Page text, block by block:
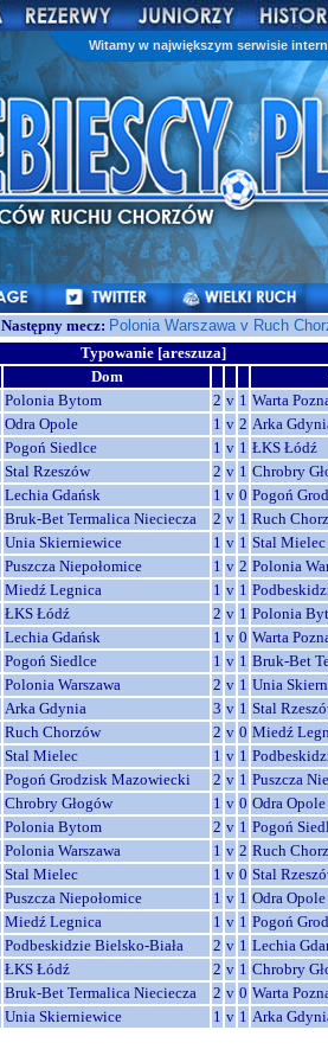
Witamy w największym serwisie
Następny mecz: Polonia Warszawa v Ruch
Typowanie [areszuza]
Dom
Polonia Bytom 2 v 1 Warta
Odra Opole 1 v 2 Arka
Pogoń Siedlce 1 v 1 ŁKS Łódź
Stal Rzeszów 2 v 1 Chrobry
Lechia Gdańsk 1 v 0 Pogoń
Bruk-Bet Termalica Nieciecza 2 v 1 Ruch
Unia Skierniewice 1 v 1 Stal Mielec
Puszcza Niepołomice 1 v 2 Polonia
Miedź Legnica 1 v 1
ŁKS Łódź 2 v 1 Polonia
Lechia Gdańsk 1 v 0 Warta
Pogoń Siedlce 1 v 1 Bruk-Bet
Polonia Warszawa 2 v 1 Unia
Arka Gdynia 3 v 1 Stal
Ruch Chorzów 2 v 0 Miedź
Stal Mielec 1 v 1
Pogoń Grodzisk Mazowiecki 2 v 1 Puszcza
Chrobry Głogów 1 v 0 Odra Opole
Polonia Bytom 2 v 1 Pogoń
Polonia Warszawa 1 v 2 Ruch
Stal Mielec 1 v 0 Stal
Puszcza Niepołomice 1 v 1 Odra Opole
Miedź Legnica 1 v 1 Pogoń
Podbeskidzie Bielsko-Biała 2 v 1 Lechia
ŁKS Łódź 2 v 1 Chrobry
Bruk-Bet Termalica Nieciecza 2 v 0 Warta
Unia Skierniewice 1 v 1 Arka